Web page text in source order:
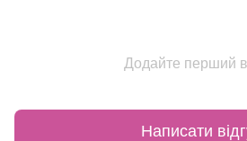
Додайте перший
Написати